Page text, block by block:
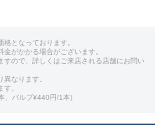
格となっております。
がかかる場合がございます。
すので、詳しくはご来店される店舗にお問い
異なります。
。
、バルブ¥440円/1本)